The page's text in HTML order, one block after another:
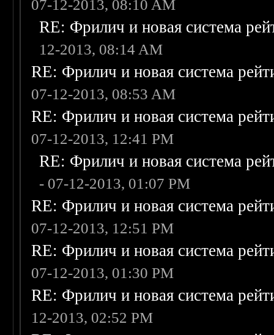
07-12-2013, 08:10 AM
RE: Фрилич и новая система
12-2013, 08:14 AM
RE: Фрилич и новая система
07-12-2013, 08:53 AM
RE: Фрилич и новая система
07-12-2013, 12:41 PM
RE: Фрилич и новая система
- 07-12-2013, 01:07 PM
RE: Фрилич и новая система
07-12-2013, 12:51 PM
RE: Фрилич и новая система
07-12-2013, 01:30 PM
RE: Фрилич и новая система
12-2013, 02:52 PM